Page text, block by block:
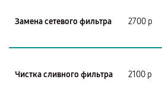
Замена сетевого фильтра 2700 р
Чистка сливного фильтра 2100 р